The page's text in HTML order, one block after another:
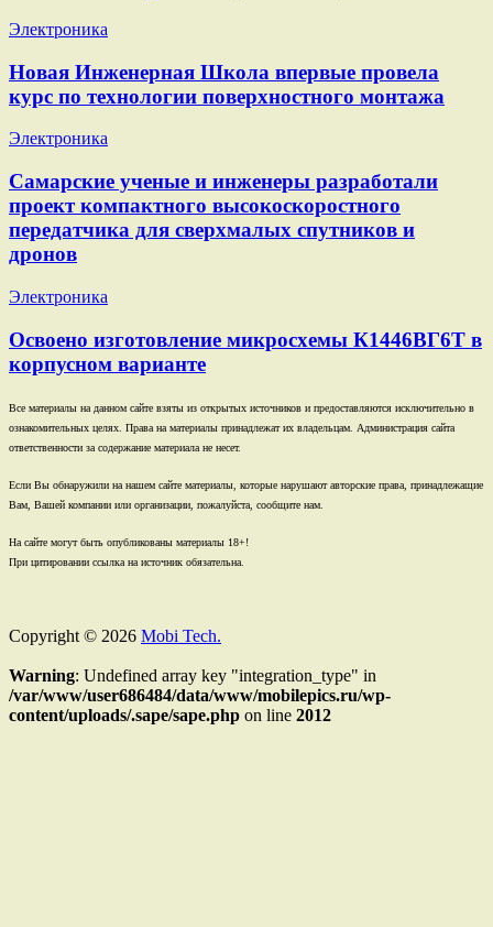
Электроника
Новая Инженерная Школа впервые провела
курс по технологии поверхностного монтажа
Электроника
Самарские ученые и инженеры разработали
проект компактного высокоскоростного
передатчика для сверхмалых спутников и
дронов
Электроника
Освоено изготовление микросхемы К1446ВГ6Т в
корпусном варианте
Все материалы на данном сайте взяты из открытых источников и предоставляются исключительно в
ознакомительных целях. Права на материалы принадлежат их владельцам. Администрация сайта
ответственности за содержание материала не несет.
Если Вы обнаружили на нашем сайте материалы, которые нарушают авторские права, принадлежащие
Вам, Вашей компании или организации, пожалуйста, сообщите нам.
На сайте могут быть опубликованы материалы 18+!
При цитировании ссылка на источник обязательна.
Copyright © 2026 Mobi Tech.
Warning: Undefined array key "integration_type" in
/var/www/user686484/data/www/mobilepics.ru/wp-
content/uploads/.sape/sape.php on line 2012